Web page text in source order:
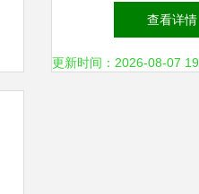
销旺季，新兴产业
展
查看详情
更新时间：2026-08-07